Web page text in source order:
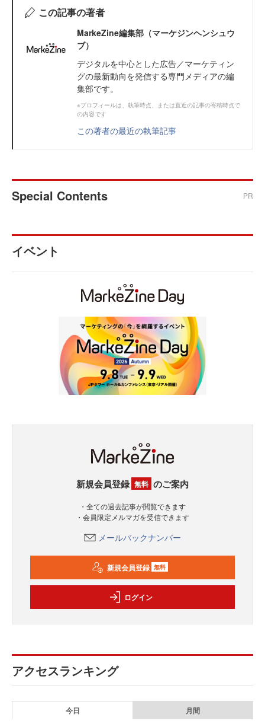
この記事の著者
MarkeZine編集部（マーケジンヘンシュウ
ブ）
デジタルを中心とした広告／マーケティン
グの最新動向を発信する専門メディアの編
集部です。
※プロフィールは、執筆時点、または直近の記事の寄稿時点で
の内容です
この著者の最近の執筆記事
Special Contents PR
イベント
新規会員登録 無料 のご案内
・全ての過去記事が閲覧できます
・会員限定メルマガを受信できます
メールバックナンバー
新規会員登録 無料
ログイン
アクセスランキング
今日 月間